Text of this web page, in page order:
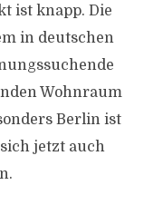
ist knapp. Die
in deutschen
Wohnraum
Berlin ist
jetzt auch